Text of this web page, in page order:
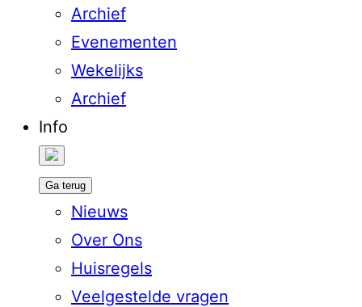
Archief
Evenementen
Wekelijks
Archief
Info
Ga terug
Nieuws
Over Ons
Huisregels
Veelgestelde vragen